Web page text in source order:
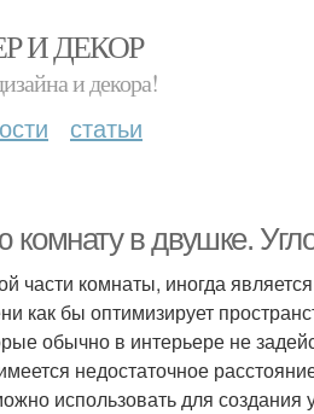
И ДЕКОР
и декора!
статьи
комнату в двушке.
части комнаты, иногда
как бы оптимизирует
обычно в интерьере не
недостаточное
использовать для создания